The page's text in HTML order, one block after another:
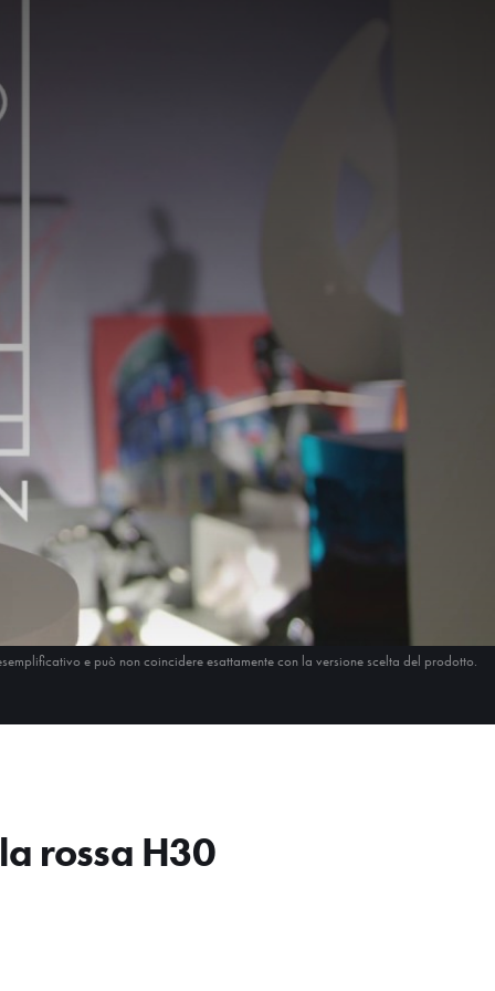
e può non coincidere esattamente con la versione scelta del prodotto.
rossa H30